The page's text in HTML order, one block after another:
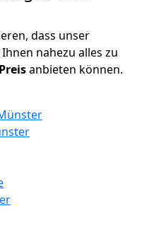
dass unser
nahezu alles zu
Preisanbieten können.